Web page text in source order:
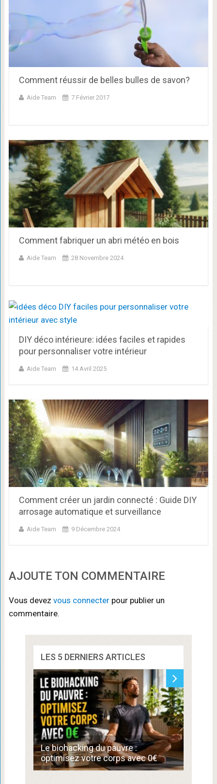
Comment réussir de belles bulles de savon?
Aide Team 7 Février 2017
Comment fabriquer un abri météo en bois
Aide Team 28 Novembre 2024
DIY déco intérieure: idées faciles et rapides
pour personnaliser votre intérieur
Aide Team 14 Avril 2025
Comment créer un jardin connecté : Guide DIY
arrosage automatique et surveillance
Aide Team 9 Décembre 2024
AJOUTE TON COMMENTAIRE
Vous devez vous connecterpour publier un
commentaire.
LES 5 DERNIERS ARTICLES
Le biohacking du pauvre :
optimisez votre corps avec 0€